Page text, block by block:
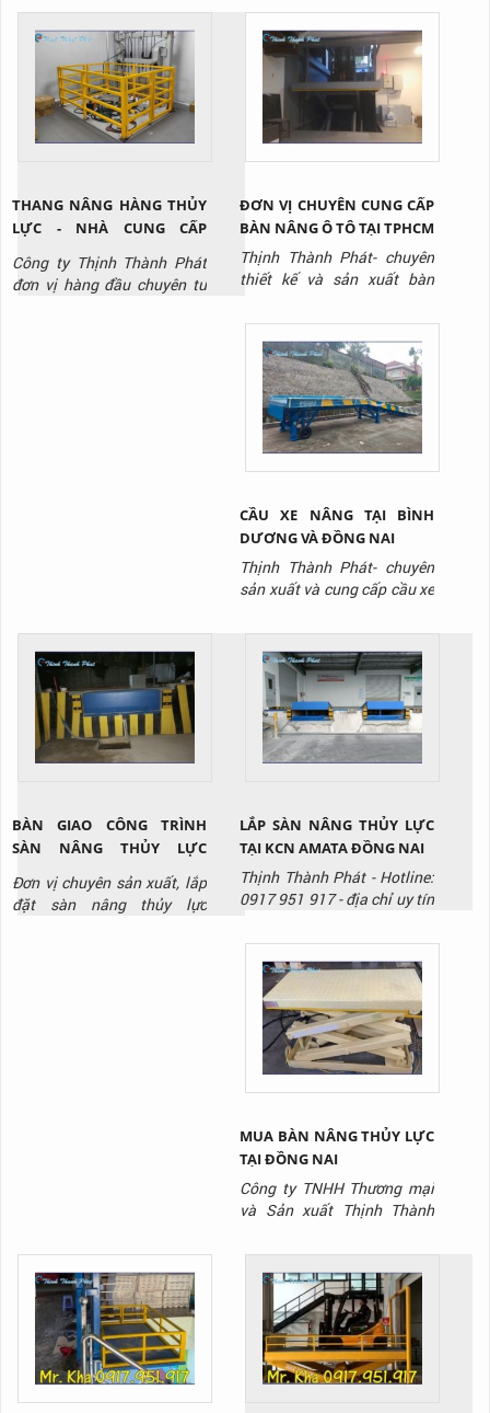
xưởng sản xuất. Liên hệ
Thịnh Thành Phát qua
Hotline: 0917 951 917 để
được tư vấn và báo giá sản
phẩm.
sạch, nhà máy sản xuất thực
phẩm, dược phẩm, điện tử,
siêu thị,..., giúp tối ưu hóa
vận hành và giảm chi phí
lâu dài. Liên hệ Thịnh Thành
Phát - Hotline: 0917 951
917 để được tư vấn và báo
gi...
THANG NÂNG HÀNG THỦY
LỰC - NHÀ CUNG CẤP
CHẤT LƯỢNG
Công ty Thịnh Thành Phát
đơn vị hàng đầu chuyên tư
ĐƠN VỊ CHUYÊN CUNG CẤP
BÀN NÂNG Ô TÔ TẠI TPHCM
Thịnh Thành Phát- chuyên
thiết kế và sản xuất bàn
giá tốt nhất thị trường, liên
hệ ngay Hotline: 0917 951
917 để được tư vấn và báo
giá.
CẦU XE NÂNG TẠI BÌNH
DƯƠNG VÀ ĐỒNG NAI
Thịnh Thành Phát- chuyên
sản xuất và cung cấp cầu xe
giá tốt nhất thị trường, liên
hệ ngay Hotline: 0917 951
917 để được tư vấn và báo
giá sản phẩm.
BÀN GIAO CÔNG TRÌNH
SÀN NÂNG THỦY LỰC
HYDRAULIC DOCK LEVELER
TẠI KCN BIÊN HÒA ĐỒNG
NAI
Đơn vị chuyên sản xuất, lắp
đặt sàn nâng thủy lực
LẮP SÀN NÂNG THỦY LỰC
TẠI KCN AMATA ĐỒNG NAI
Thịnh Thành Phát - Hotline:
0917 951 917 - địa chỉ uy tín
sàn nâng thủy lưc.
MUA BÀN NÂNG THỦY LỰC
TẠI ĐỒNG NAI
Công ty TNHH Thương mại
và Sản xuất Thịnh Thành
xuất dòng sản phẩm bàn
nâng thủy lực chất lượng
nhất trên thị trường hiện
nay.